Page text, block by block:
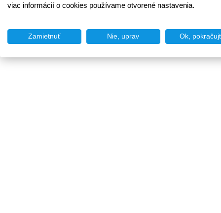
viac informácií o cookies používame otvorené nastavenia.
Zamietnuť Nie, uprav Ok,